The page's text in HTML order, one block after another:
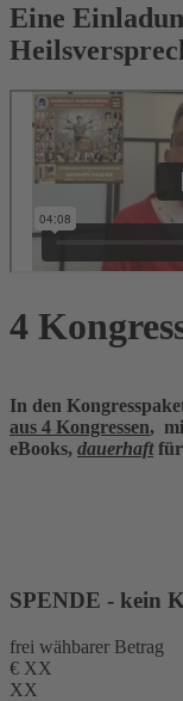
Eine
4
In den
aus 4 Kongressen,
eBooks, dauerhaftfür
SPENDE - kein
frei wähbarer Betrag
€ XX
XX